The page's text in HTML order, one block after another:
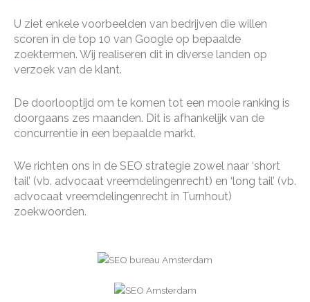
U ziet enkele voorbeelden van bedrijven die willen
scoren in de top 10 van Google op bepaalde
zoektermen. Wij realiseren dit in diverse landen op
verzoek van de klant.
De doorlooptijd om te komen tot een mooie ranking is
doorgaans zes maanden. Dit is afhankelijk van de
concurrentie in een bepaalde markt.
We richten ons in de SEO strategie zowel naar ‘short
tail’ (vb. advocaat vreemdelingenrecht) en ‘long tail’ (vb.
advocaat vreemdelingenrecht in Turnhout)
zoekwoorden.